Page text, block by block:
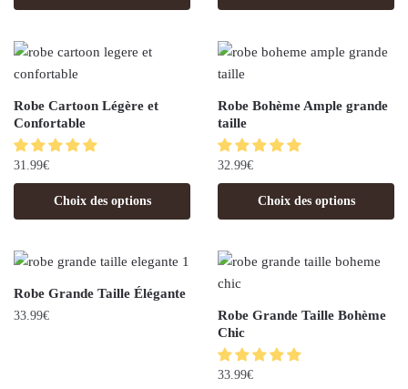
Robe Cartoon Légère et
Confortable
31.99€
Choix des options
Robe Bohème Ample grande
taille
32.99€
Choix des options
Robe Grande Taille Élégante
33.99€
Robe Grande Taille Bohème
Chic
33.99€